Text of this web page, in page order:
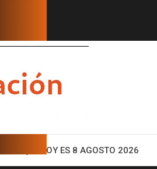
salida tra...
HOY ES 8 AGOSTO 2026